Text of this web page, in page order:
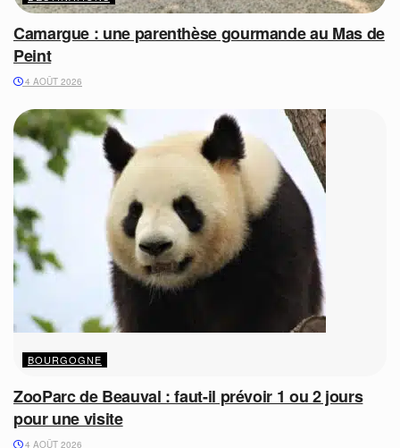
Camargue : une parenthèse gourmande au Mas de
Peint
4 AOÛT 2026
BOURGOGNE
ZooParc de Beauval : faut-il prévoir 1 ou 2 jours
pour une visite
4 AOÛT 2026